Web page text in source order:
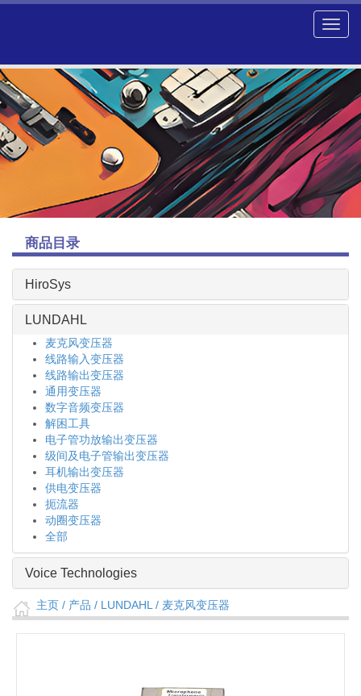
商品目录
HiroSys
LUNDAHL
麦克风变压器
线路输入变压器
线路输出变压器
通用变压器
数字音频变压器
解困工具
电子管功放输出变压器
级间及电子管输出变压器
耳机输出变压器
供电变压器
扼流器
动圈变压器
全部
Voice Technologies
主页 / 产品 / LUNDAHL / 麦克风变压器